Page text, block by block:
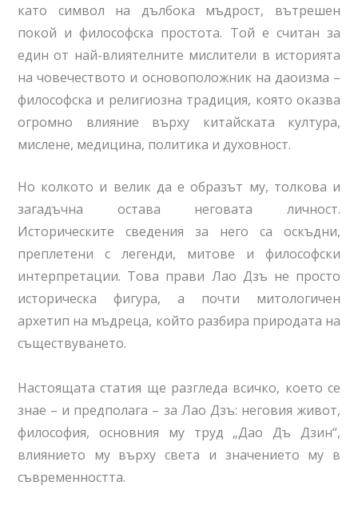
като символ на дълбока мъдрост, вътрешен
покой и философска простота. Той е считан за
един от най-влиятелните мислители в историята
на човечеството и основоположник на даоизма –
философска и религиозна традиция, която оказва
огромно влияние върху китайската култура,
мислене, медицина, политика и духовност.
Но колкото и велик да е образът му, толкова и
загадъчна остава неговата личност.
Историческите сведения за него са оскъдни,
преплетени с легенди, митове и философски
интерпретации. Това прави Лао Дзъ не просто
историческа фигура, а почти митологичен
архетип на мъдреца, който разбира природата на
съществуването.
Настоящата статия ще разгледа всичко, което се
знае – и предполага – за Лао Дзъ: неговия живот,
философия, основния му труд „Дао Дъ Дзин“,
влиянието му върху света и значението му в
съвременността.